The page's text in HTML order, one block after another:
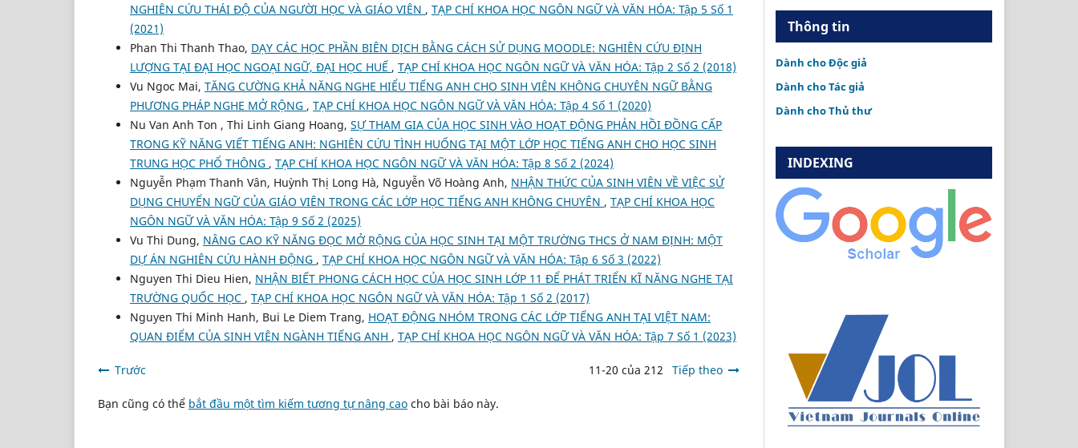
NGHIÊN CỨU THÁI ĐỘ CỦA NGƯỜI HỌC VÀ GIÁO VIÊN , TẠP CHÍ KHOA HỌC NGÔN NGỮ VÀ VĂN HÓA: Tập 5 Số 1
(2021)
Phan Thi Thanh Thao, DẠY CÁC HỌC PHẦN BIÊN DỊCH BẰNG CÁCH SỬ DỤNG MOODLE: NGHIÊN CỨU ĐỊNH
LƯỢNG TẠI ĐẠI HỌC NGOẠI NGỮ, ĐẠI HỌC HUẾ , TẠP CHÍ KHOA HỌC NGÔN NGỮ VÀ VĂN HÓA: Tập 2 Số 2 (2018)
Vu Ngoc Mai, TĂNG CƯỜNG KHẢ NĂNG NGHE HIỂU TIẾNG ANH CHO SINH VIÊN KHÔNG CHUYÊN NGỮ BẰNG
PHƯƠNG PHÁP NGHE MỞ RỘNG , TẠP CHÍ KHOA HỌC NGÔN NGỮ VÀ VĂN HÓA: Tập 4 Số 1 (2020)
Nu Van Anh Ton , Thi Linh Giang Hoang, SỰ THAM GIA CỦA HỌC SINH VÀO HOẠT ĐỘNG PHẢN HỒI ĐỒNG CẤP
TRONG KỸ NĂNG VIẾT TIẾNG ANH: NGHIÊN CỨU TÌNH HUỐNG TẠI MỘT LỚP HỌC TIẾNG ANH CHO HỌC SINH
TRUNG HỌC PHỔ THÔNG , TẠP CHÍ KHOA HỌC NGÔN NGỮ VÀ VĂN HÓA: Tập 8 Số 2 (2024)
Nguyễn Phạm Thanh Vân, Huỳnh Thị Long Hà, Nguyễn Võ Hoàng Anh, NHẬN THỨC CỦA SINH VIÊN VỀ VIỆC SỬ
DỤNG CHUYỂN NGỮ CỦA GIÁO VIÊN TRONG CÁC LỚP HỌC TIẾNG ANH KHÔNG CHUYÊN , TẠP CHÍ KHOA HỌC
NGÔN NGỮ VÀ VĂN HÓA: Tập 9 Số 2 (2025)
Vu Thi Dung, NÂNG CAO KỸ NĂNG ĐỌC MỞ RỘNG CỦA HỌC SINH TẠI MỘT TRƯỜNG THCS Ở NAM ĐỊNH: MỘT
DỰ ÁN NGHIÊN CỨU HÀNH ĐỘNG , TẠP CHÍ KHOA HỌC NGÔN NGỮ VÀ VĂN HÓA: Tập 6 Số 3 (2022)
Nguyen Thi Dieu Hien, NHẬN BIẾT PHONG CÁCH HỌC CỦA HỌC SINH LỚP 11 ĐỂ PHÁT TRIỂN KĨ NĂNG NGHE TẠI
TRƯỜNG QUỐC HỌC , TẠP CHÍ KHOA HỌC NGÔN NGỮ VÀ VĂN HÓA: Tập 1 Số 2 (2017)
Nguyen Thi Minh Hanh, Bui Le Diem Trang, HOẠT ĐỘNG NHÓM TRONG CÁC LỚP TIẾNG ANH TẠI VIỆT NAM:
QUAN ĐIỂM CỦA SINH VIÊN NGÀNH TIẾNG ANH , TẠP CHÍ KHOA HỌC NGÔN NGỮ VÀ VĂN HÓA: Tập 7 Số 1 (2023)
Trước 11-20 của 212 Tiếp theo
Bạn cũng có thể bắt đầu một tìm kiếm tương tự nâng cao cho bài báo này.
Thông tin
Dành cho Độc giả
Dành cho Tác giả
Dành cho Thủ thư
INDEXING